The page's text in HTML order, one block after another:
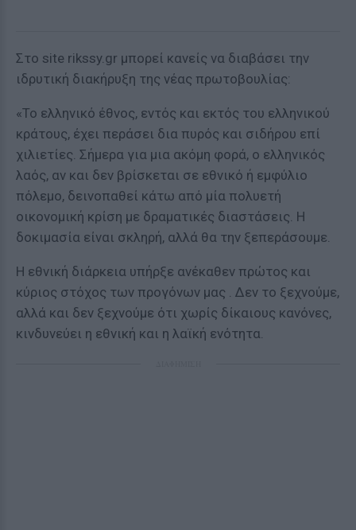
Στο site rikssy.gr μπορεί κανείς να διαβάσει την
ιδρυτική διακήρυξη της νέας πρωτοβουλίας:
«Το ελληνικό έθνος, εντός και εκτός του ελληνικού
κράτους, έχει περάσει δια πυρός και σιδήρου επί
χιλιετίες. Σήμερα για μια ακόμη φορά, ο ελληνικός
λαός, αν και δεν βρίσκεται σε εθνικό ή εμφύλιο
πόλεμο, δεινοπαθεί κάτω από μία πολυετή
οικονομική κρίση με δραματικές διαστάσεις. Η
δοκιμασία είναι σκληρή, αλλά θα την ξεπεράσουμε.
Η εθνική διάρκεια υπήρξε ανέκαθεν πρώτος και
κύριος στόχος των προγόνων μας . Δεν το ξεχνούμε,
αλλά και δεν ξεχνούμε ότι χωρίς δίκαιους κανόνες,
κινδυνεύει η εθνική και η λαϊκή ενότητα.